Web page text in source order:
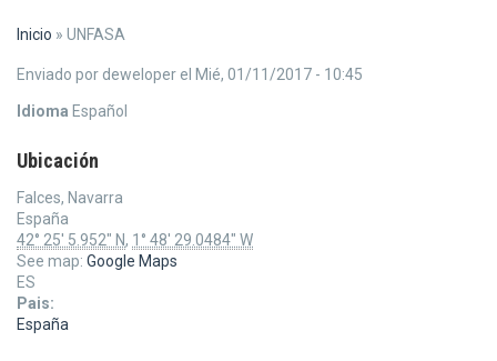
Inicio » UNFASA
Enviado por deweloper el Mié, 01/11/2017 - 10:45
Idioma Español
Ubicación
Falces, Navarra
España
42° 25' 5.952" N, 1° 48' 29.0484" W
See map: Google Maps
ES
Pais:
España